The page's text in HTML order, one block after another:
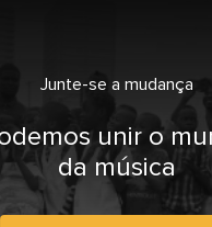
Junte-se a mudança
unir o
da música